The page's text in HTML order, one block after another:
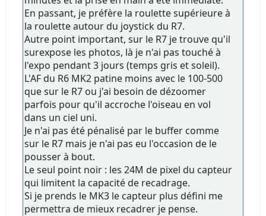
En passant, je préfère la roulette supérieure à
la roulette autour du joystick du R7.
Autre point important, sur le R7 je trouve qu'il
surexpose les photos, là je n'ai pas touché à
l'expo pendant 3 jours (temps gris et soleil).
L'AF du R6 MK2 patine moins avec le 100-500
que sur le R7 ou j'ai besoin de dézoomer
parfois pour qu'il accroche l'oiseau en vol
dans un ciel uni.
Je n'ai pas été pénalisé par le buffer comme
sur le R7 mais je n'ai pas eu l'occasion de le
pousser à bout.
Le seul point noir : les 24M de pixel du capteur
qui limitent la capacité de recadrage.
Si je prends le MK3 le capteur plus défini me
permettra de mieux recadrer je pense.